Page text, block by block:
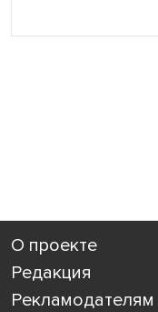
О проекте
Редакция
Рекламодателям